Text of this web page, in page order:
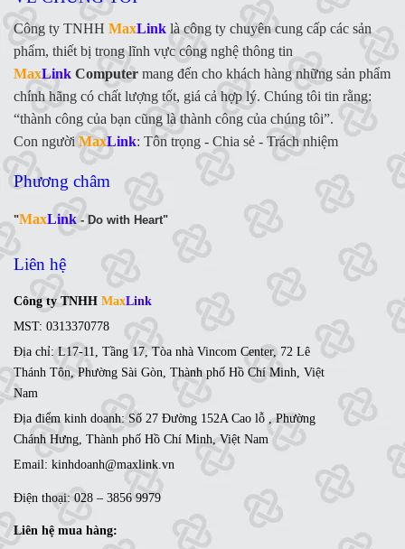
Công ty TNHH MaxLink là công ty chuyên cung cấp các sản
phẩm, thiết bị trong lĩnh vực công nghệ thông tin
MaxLink Computer mang đến cho khách hàng những sản phẩm
chính hãng có chất lượng tốt, giá cả hợp lý. Chúng tôi tin rằng:
“thành công của bạn cũng là thành công của chúng tôi”.
Con người MaxLink: Tôn trọng - Chia sẻ - Trách nhiệm
Phương châm
"MaxLink- Do with Heart"
Liên hệ
Công ty TNHH MaxLink
MST: 0313370778
Địa chỉ: L17-11, Tầng 17, Tòa nhà Vincom Center, 72 Lê
Thánh Tôn, Phường Sài Gòn, Thành phố Hồ Chí Minh, Việt
Nam
Địa điểm kinh doanh: Số 27 Đường 152A Cao lỗ , Phường
Chánh Hưng, Thành phố Hồ Chí Minh, Việt Nam
Email: kinhdoanh@maxlink.vn
Điện thoại: 028 – 3856 9979
Liên hệ mua hàng: